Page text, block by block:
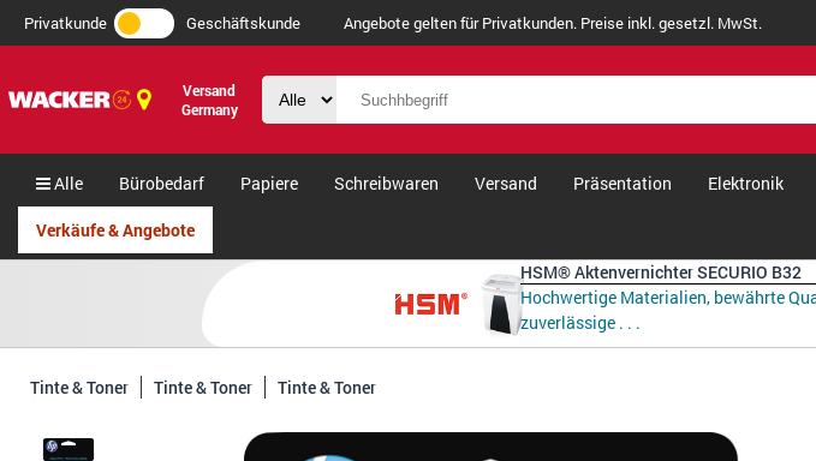
Privatkunde Geschäftskunde Angebote gelten für Privatkunden. Preise inkl. gesetzl. MwSt.
Versand
Germany
Alle Bürobedarf Papiere Schreibwaren Versand Präsentation Elektronik
Verkäufe & Angebote
HSM® Aktenvernichter SECURIO B32
Hochwertige Materialien, bewährte
zuverlässige . . .
Tinte & Toner Tinte & Toner Tinte & Toner